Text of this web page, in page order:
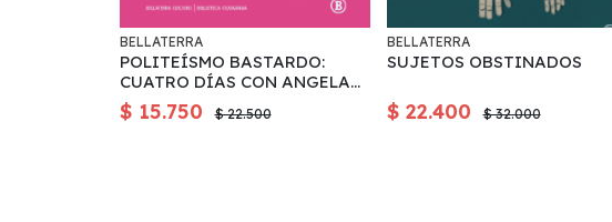
BELLATERRA
POLITEÍSMO BASTARDO:
CUATRO DÍAS CON ANGELA
DAVIS
$ 15.750 $ 22.500
BELLATERRA
SUJETOS OBSTINADOS
$ 22.400 $ 32.000